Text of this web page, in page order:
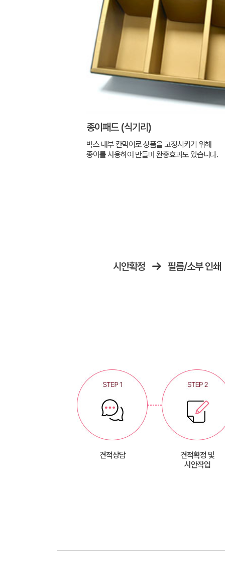
종이패드 (식기리)
박스 내부 칸막이로 상품을 고정시키기 위해
종이를 사용하여 만들며 완충효과도 있습니다.
시안확정 필름/소부 인쇄
견적상담
견적확정 및
시안작업